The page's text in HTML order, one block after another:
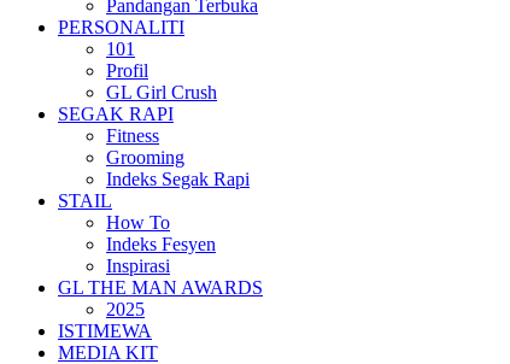
Pandangan Terbuka
PERSONALITI
101
Profil
GL Girl Crush
SEGAK RAPI
Fitness
Grooming
Indeks Segak Rapi
STAIL
How To
Indeks Fesyen
Inspirasi
GL THE MAN AWARDS
2025
ISTIMEWA
MEDIA KIT